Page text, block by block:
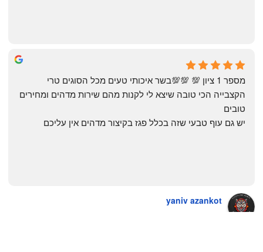
The Artechology
a year ago
yaniv azankot
טובים
יש גם עוף טבעי שזה בכלל פגז בקיצור מדהים אין עליכם